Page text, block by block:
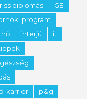
diplomás
GE
program
nő interjú
it
karrier
p&g